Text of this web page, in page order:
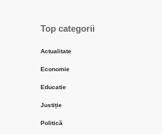
Top categorii
Actualitate
Economie
Educatie
Justiție
Politică